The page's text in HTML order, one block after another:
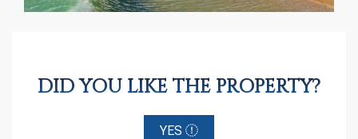
DID YOU LIKE THE PROPERTY?
YES